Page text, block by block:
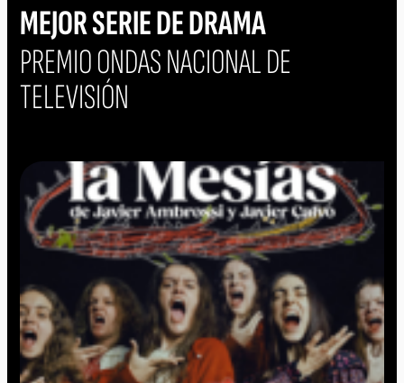
MEJOR SERIE DE DRAMA
PREMIO ONDAS NACIONAL DE
TELEVISIÓN